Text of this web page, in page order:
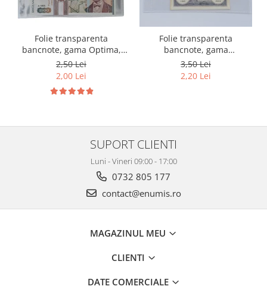
Folie transparenta
bancnote, gama Optima,
cod SH252, 3
compartimente
2,50 Lei
2,00 Lei
Folie transparenta
bancnote, gama
Grande(A4), cod SH312, 3
compartimente
3,50 Lei
2,20 Lei
SUPORT CLIENTI
Luni - Vineri 09:00 - 17:00
0732 805 177
contact@enumis.ro
MAGAZINUL MEU
CLIENTI
DATE COMERCIALE